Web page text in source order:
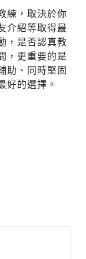
練，取決於你
介紹等取得最
，是否認真教
，更重要的是
助、同時堅固
好的選擇。